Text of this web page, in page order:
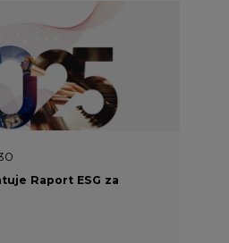
Raport ESG za